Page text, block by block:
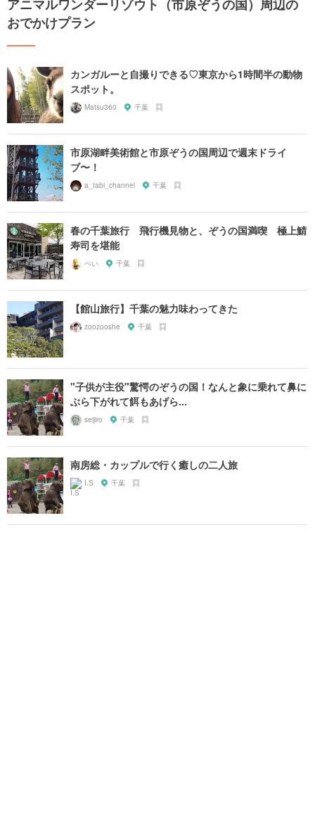
アニマルワンダーリゾウト（市原ぞうの国）周辺の
おでかけプラン
カンガルーと自撮りできる♡東京から1時間半の動物
スポット。
Matsu360 千葉
市原湖畔美術館と市原ぞうの国周辺で週末ドライ
ブ〜！
a_tabi_channel 千葉
春の千葉旅行 飛行機見物と、ぞうの国満喫 極上鯖
寿司を堪能
ぺい 千葉
【館山旅行】千葉の魅力味わってきた
zoozooshe 千葉
"子供が主役"驚愕のぞうの国！なんと象に乗れて鼻に
ぶら下がれて餌もあげら...
seijiro 千葉
南房総・カップルで行く癒しの二人旅
I.S 千葉